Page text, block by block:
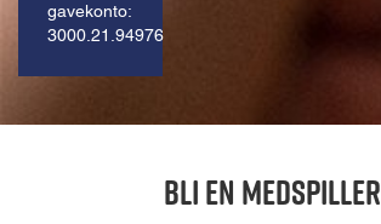
gavekonto:
3000.21.94976
Bli en medspiller